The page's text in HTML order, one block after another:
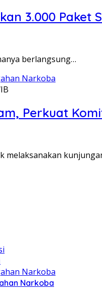
3.000 Paket
berlangsung…
Perkuat
melaksanakan
Narkoba